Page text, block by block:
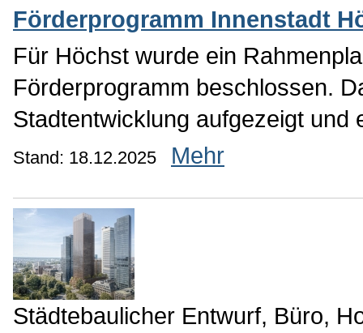
Förderprogramm Innenstadt
Für Höchst wurde ein
Förderprogramm beschlossen.
Stadtentwicklung aufgezeigt
Stand: 18.12.2025 Mehr
Städtebaulicher Entwurf, Büro,